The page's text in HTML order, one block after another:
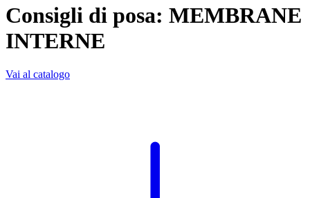
Consigli di posa: MEMBRANE
INTERNE
Vai al catalogo